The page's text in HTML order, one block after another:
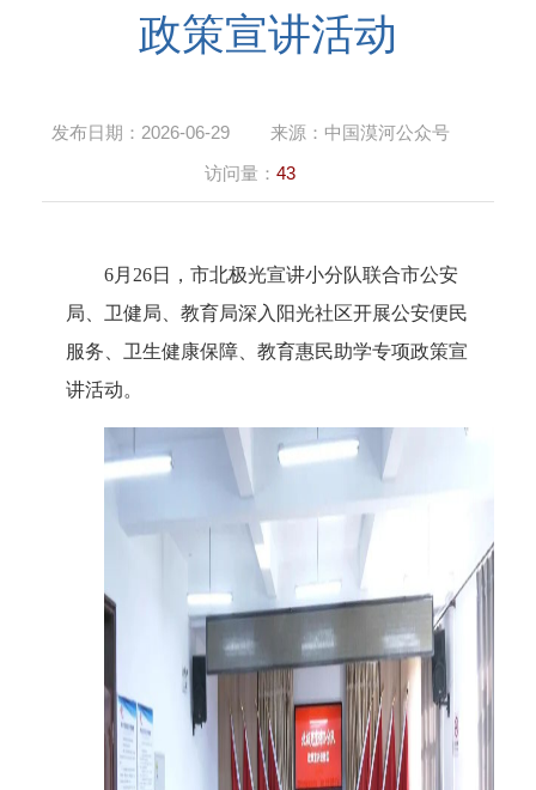
政策宣讲活动
发布日期： 2026-06-29 来源： 中国漠河公众号
访问量： 43
6月26日，市北极光宣讲小分队联合市公安
局、卫健局、教育局深入阳光社区开展公安便民
服务、卫生健康保障、教育惠民助学专项政策宣
讲活动。